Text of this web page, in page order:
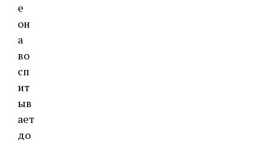
е
он
а
во
сп
ит
ыв
ает
до